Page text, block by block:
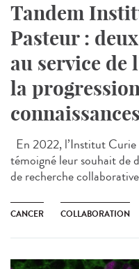
Tandem
Pasteur :
au service de
la
connaissances
En 2022, l’Institut
témoigné leur souhait de
de recherche
CANCER COLLABORATION